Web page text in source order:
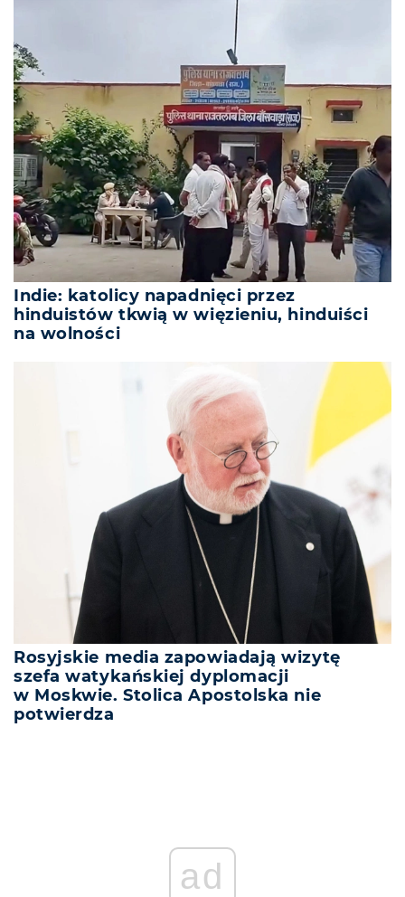
Indie: katolicy napadnięci przez
hinduistów tkwią w więzieniu, hinduiści
na wolności
Rosyjskie media zapowiadają wizytę
szefa watykańskiej dyplomacji
w Moskwie. Stolica Apostolska nie
potwierdza
ad